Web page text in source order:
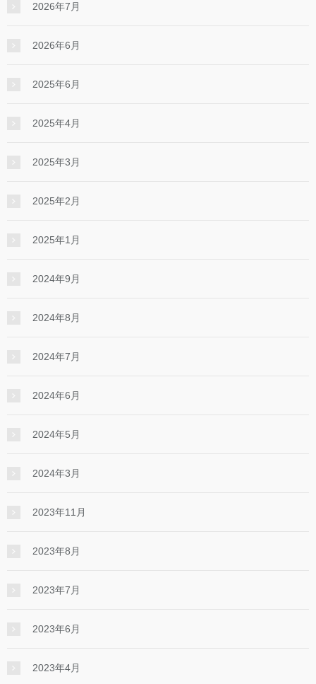
2026年7月
2026年6月
2025年6月
2025年4月
2025年3月
2025年2月
2025年1月
2024年9月
2024年8月
2024年7月
2024年6月
2024年5月
2024年3月
2023年11月
2023年8月
2023年7月
2023年6月
2023年4月